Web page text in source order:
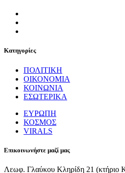
Κατηγορίες
ΠΟΛΙΤΙΚΗ
ΟΙΚΟΝΟΜΙΑ
ΚΟΙΝΩΝΙΑ
ΕΣΩΤΕΡΙΚΑ
ΕΥΡΩΠΗ
ΚΟΣΜΟΣ
VIRALS
Επικοινωνήστε μαζί μας
Λεωφ. Γλαύκου Κληρίδη 21